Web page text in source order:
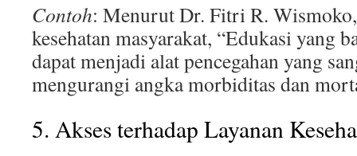
Contoh: Menurut Dr. Fitri R.
kesehatan masyarakat, “Edukasi yang
dapat menjadi alat pencegahan yang
mengurangi angka morbiditas dan
5. Akses terhadap Layanan